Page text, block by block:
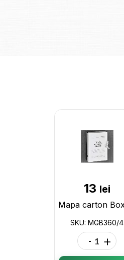
13 lei
SKU: MGB360/4
- +